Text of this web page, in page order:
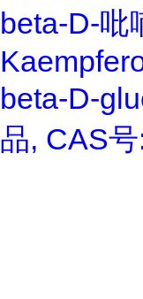
beta-D-吡
beta-D-
品, CAS